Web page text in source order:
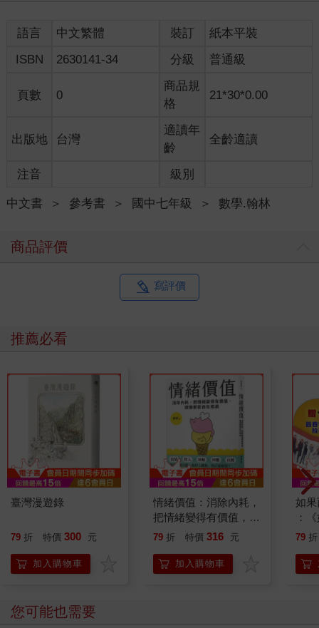
語言 中文繁體 裝訂
紙本平裝
ISBN
2630141-34 分級 普通級
頁數 0
商品規
格
21*30*0.00
出版地 台灣
適讀年
齡
全齡適讀
注音 級別
中文書 ＞ 參考書 ＞ 國中七年級 ＞ 數學.翰林
商品評價
寫評價
推薦必看
臺灣漫遊錄
79 折 特價 300 元
加入購物車
情緒價值：消除內耗，
把情緒變得有價值，跟
誰都能自在相處
79 折 特價 316 元
加入購物車
如
：
喵
79 折
您可能也需要